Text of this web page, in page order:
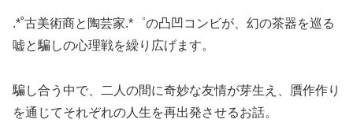
.*˚古美術商と陶芸家.*゜の凸凹コンビが、幻の茶器を巡る
嘘と騙しの心理戦を繰り広げます。
騙し合う中で、二人の間に奇妙な友情が芽生え、贋作作り
を通じてそれぞれの人生を再出発させるお話。